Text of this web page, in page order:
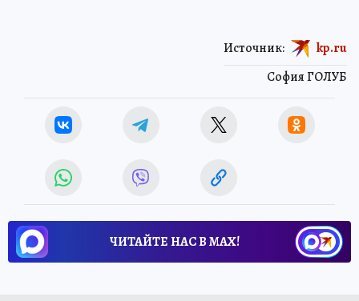
София ГОЛУБ
Источник: kp.ru
ЧИТАЙТЕ НАС В МАХ!